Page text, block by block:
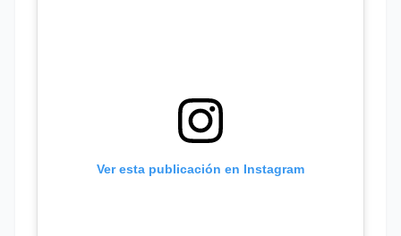
Ver esta publicación en Instagram